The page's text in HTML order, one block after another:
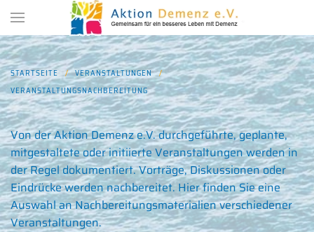
Zum Hauptinhalt springen
STARTSEITE
VERANSTALTUNGEN
VERANSTALTUNGSNACHBEREITUNG
Von der Aktion Demenz e.V. durchgeführte, geplante,
mitgestaltete oder initiierte Veranstaltungen werden in
der Regel dokumentiert. Vorträge, Diskussionen oder
Eindrücke werden nachbereitet. Hier finden Sie eine
Auswahl an Nachbereitungsmaterialien verschiedener
Veranstaltungen.